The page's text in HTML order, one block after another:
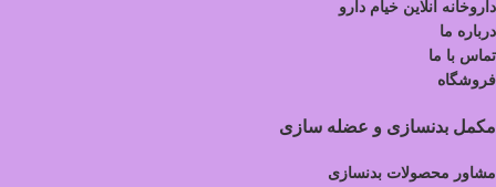
داروخانه آنلاین خیام دارو
درباره ما
تماس با ما
فروشگاه
مکمل بدنسازی و عضله سازی
مشاور محصولات بدنسازی